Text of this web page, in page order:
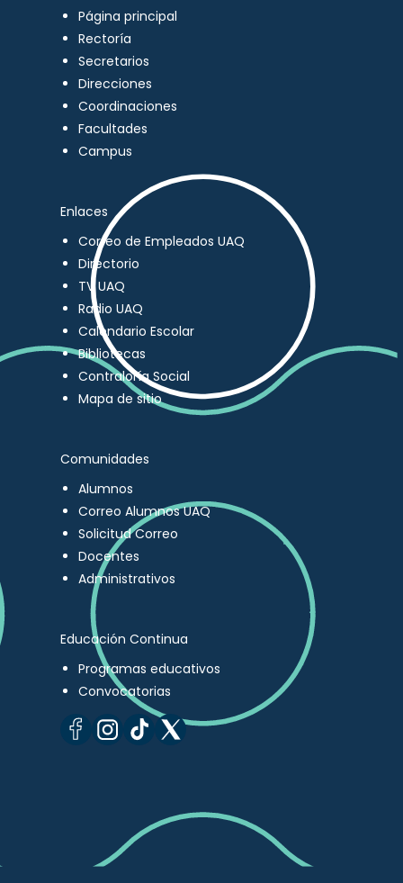
Página principal
Rectoría
Secretarios
Direcciones
Coordinaciones
Facultades
Campus
Enlaces
Correo de Empleados UAQ
Directorio
TV UAQ
Radio UAQ
Calendario Escolar
Bibliotecas
Contraloría Social
Mapa de sitio
Comunidades
Alumnos
Correo Alumnos UAQ
Solicitud Correo
Docentes
Administrativos
Educación Continua
Programas educativos
Convocatorias